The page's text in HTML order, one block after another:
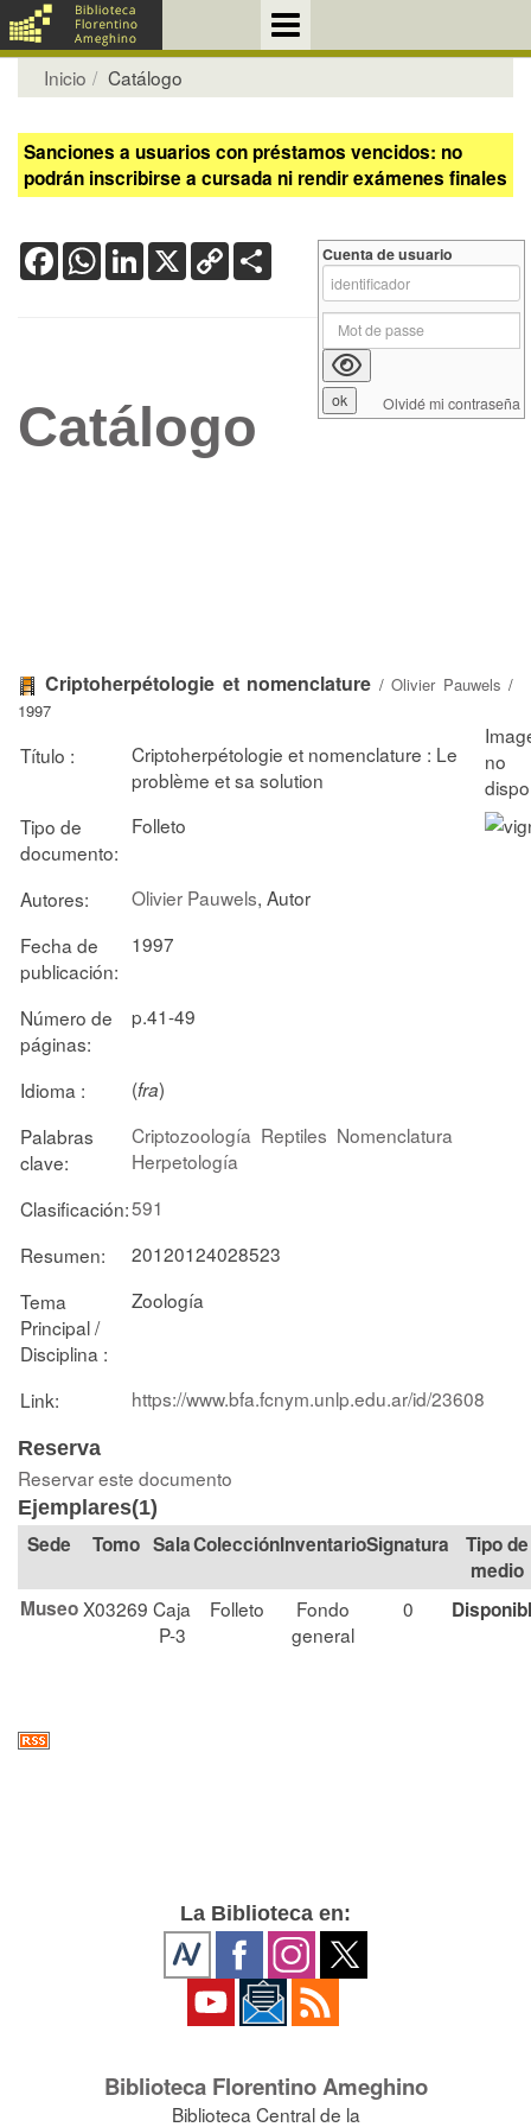
Inicio Catálogo
Sanciones a usuarios con préstamos vencidos: no
podrán inscribirse a cursada ni rendir exámenes finales
FacebookWhatsApp
LinkedIn
X Copy
Link
Catálogo
Criptoherpétologie et nomenclature / Olivier Pauwels /
1997
Título :
Criptoherpétologie et nomenclature : Le
problème et sa solution
Tipo de
documento:
Folleto
Autores: Olivier Pauwels, Autor
Fecha de
publicación:
1997
Número de
páginas:
p.41-49
Idioma : (fra)
Palabras
clave:
Criptozoología Reptiles Nomenclatura
Herpetología
Clasificación:591
Resumen:
20120124028523
Tema
Principal /
Disciplina :
Zoología
Link: https://www.bfa.fcnym.unlp.edu.ar/id/23608
Reserva
Reservar este documento
Ejemplares(1)
Tomo SalaColección Signatura
Tipo de
medio
MuseoX03269 Caja
P-3
Folleto
Fondo
general
0
Cuenta de usuario
Olvidé mi contraseña
La Biblioteca en:
Biblioteca Florentino Ameghino
Biblioteca Central de la